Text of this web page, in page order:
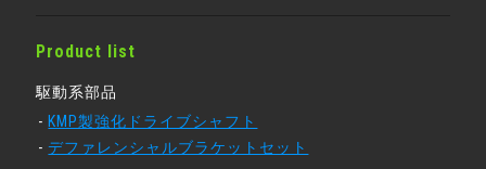
Product list
駆動系部品
KMP製強化ドライブシャフト
デファレンシャルブラケットセット